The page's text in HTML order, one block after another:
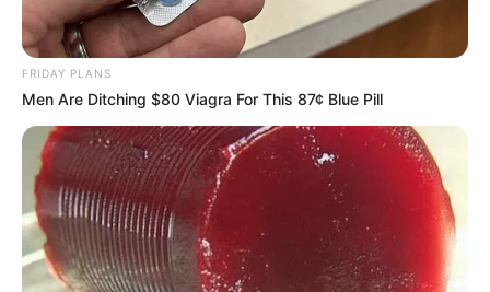
FRIDAY PLANS
Men Are Ditching $80 Viagra For This 87¢ Blue Pill